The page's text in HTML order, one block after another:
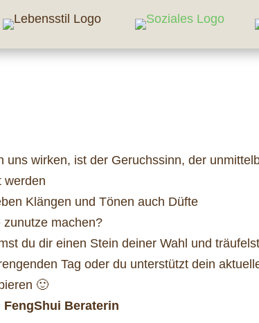
uns wirken, ist der Geruchssinn, der
werden
Klängen und Tönen auch Düfte
machen?
du dir einen Stein deiner Wahl und
Tag oder du unterstützt dein
🙂
FengShui Beraterin